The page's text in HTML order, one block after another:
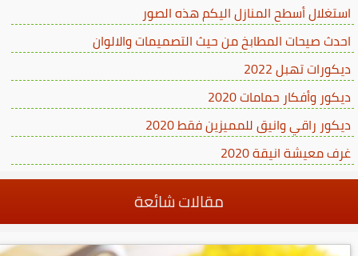
استغلال أسطح المنازل اليكم هذه الصور
احدث صيحات المطابخ من حيث التصميمات والالوان
ديكورات تهبل 2022
ديكور وأفكار حمامات 2020
ديكور راقي وانيق للمميزين فقط 2020
غرف معيشة انيقة 2020
مقالات شائعة